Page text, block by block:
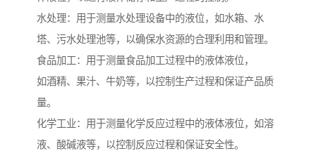
水处理：用于测量水处理设备中的液位，如水箱、水
塔、污水处理池等，以确保水资源的合理利用和管理。
食品加工：用于测量食品加工过程中的液体液位，
如酒精、果汁、牛奶等，以控制生产过程和保证产品质
量。
化学工业：用于测量化学反应过程中的液体液位，如溶
液、酸碱液等，以控制反应过程和保证安全性。